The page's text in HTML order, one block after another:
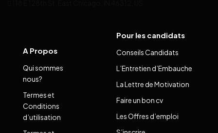
A Propos
Qui sommes
nous?
Termes et
Conditions
d’utilisation
Pour les candidats
Conseils Candidats
L’Entretien d’Embauche
La Lettre de Motivation
Faire un bon cv
Les Offres d’emploi